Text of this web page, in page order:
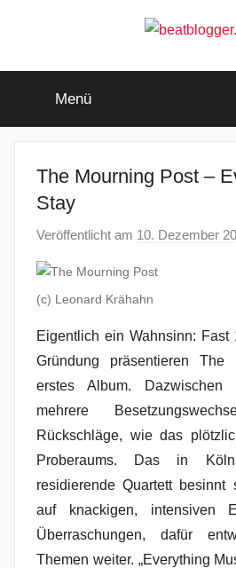
beatblogger.de
beat
goes
Menü
The Mourning Post –
Stay
Veröffentlicht am 10. Dezember
(c) Leonard Krähahn
Eigentlich ein Wahnsinn:
Gründung präsentieren
erstes Album.
mehrere
Rückschläge, wie das
Proberaums. Das in
residierende Quartett besinnt
auf knackigen, intensiven
Überraschungen, dafür
Themen weiter. „Everything